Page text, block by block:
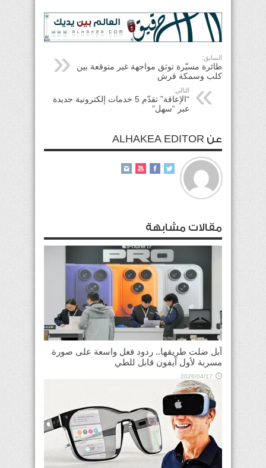
السابق:
طائرة مسيّرة توثق مواجهة غير متوقعة بين
كلب وسمكة قرش
التالي:
“الإعاقة” تقدّم 5 خدمات إلكترونية جديدة
عبر “سهل”
عن ALHAKEA EDITOR
مقالات مشابهة
آبل ضلت طريقها.. ردود فعل واسعة على صورة
مسربة لأول آيفون قابل للطي
2026/04/17